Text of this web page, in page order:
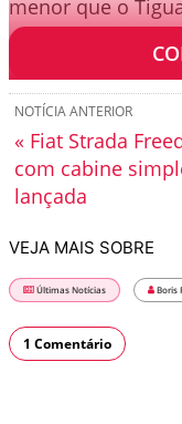
menor que o
do México.
NOTÍCIA ANTERIOR
« Fiat Strada
com cabine
lançada
VEJA MAIS SOBRE
Últimas Notícias Boris
1 Comentário